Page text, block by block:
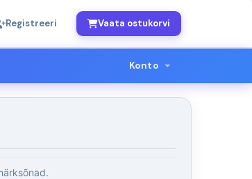
Registreeri Vaata ostukorvi
Konto